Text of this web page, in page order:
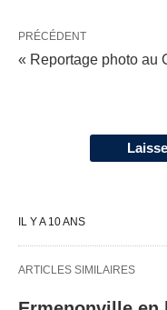
PRÉCÉDENT
« Reportage photo au
IL Y A 10 ANS
ARTICLES SIMILAIRES